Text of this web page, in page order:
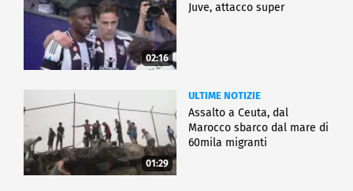
02:16
Juve, attacco super
01:29
ULTIME NOTIZIE
Assalto a Ceuta, dal
Marocco sbarco dal mare di
60mila migranti